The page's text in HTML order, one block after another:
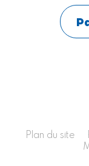
Plan du site